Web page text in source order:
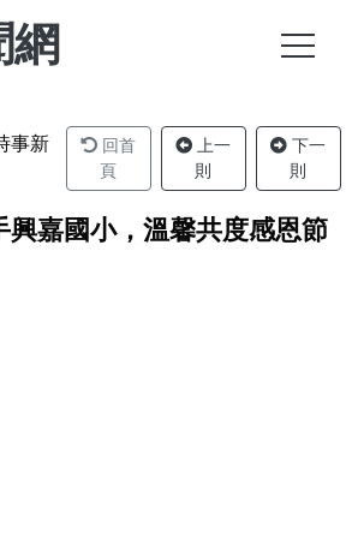
網
事新
回首
頁
上一
則
下一
則
興嘉國小，溫馨共度感恩節